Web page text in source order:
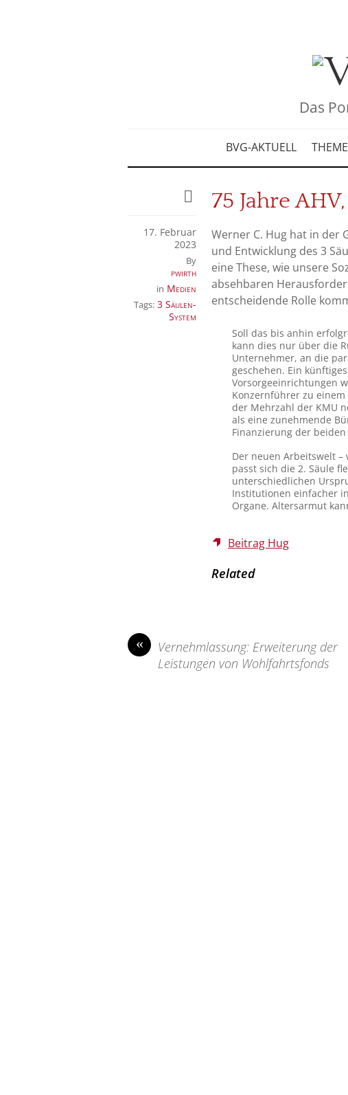
Das
BVG-AKTUELL
75 Jahre
17. Februar
2023
By
pwirth
in Medien
Tags: 3 Säulen-
System
Werner C. Hug hat in der
und Entwicklung des 3
eine These, wie unsere
absehbaren
entscheidende Rolle
Soll das bis anhin
kann dies nur über die
Unternehmer, an die
geschehen. Ein
Vorsorgeeinrichtungen
Konzernführer zu
der Mehrzahl der KMU
als eine zunehmende
Finanzierung der
Der neuen Arbeitswelt
passt sich die 2. Säule
unterschiedlichen
Institutionen einfacher
Organe. Altersarmut
Beitrag Hug
Related
«
Vernehmlassung: Erweiterung der
Leistungen von Wohlfahrtsfonds